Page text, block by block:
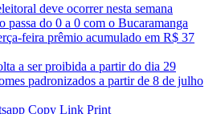
deve ocorrer nesta semana
passa do 0 a 0 com o Bucaramanga
feira prêmio acumulado em R$ 37
a ser proibida a partir do dia 29
padronizados a partir de 8 de julho
Copy Link Print